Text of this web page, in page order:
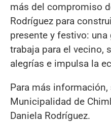
más del compromiso
Rodríguez para
presente y festivo:
trabaja para el vecino,
alegrías e impulsa la
Para más
Municipalidad de
Daniela Rodríguez.